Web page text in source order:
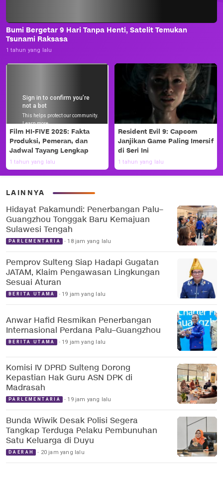
Bumi Bergetar 9 Hari Tanpa Henti, Satelit Temukan
Tsunami Raksasa
1 tahun yang lalu
Film HI-FIVE 2025: Fakta
Produksi, Pemeran, dan
Jadwal Tayang Lengkap
1 tahun yang lalu
Resident Evil 9: Capcom
Janjikan Game Paling Imersif
di Seri Ini
1 tahun yang lalu
LAINNYA
Hidayat Pakamundi: Penerbangan Palu–
Guangzhou Tonggak Baru Kemajuan
Sulawesi Tengah
PARLEMENTARIA 18 jam yang lalu
Pemprov Sulteng Siap Hadapi Gugatan
JATAM, Klaim Pengawasan Lingkungan
Sesuai Aturan
BERITA UTAMA 19 jam yang lalu
Anwar Hafid Resmikan Penerbangan
Internasional Perdana Palu–Guangzhou
BERITA UTAMA 19 jam yang lalu
Komisi IV DPRD Sulteng Dorong
Kepastian Hak Guru ASN DPK di
Madrasah
PARLEMENTARIA 19 jam yang lalu
Bunda Wiwik Desak Polisi Segera
Tangkap Terduga Pelaku Pembunuhan
Satu Keluarga di Duyu
DAERAH 20 jam yang lalu